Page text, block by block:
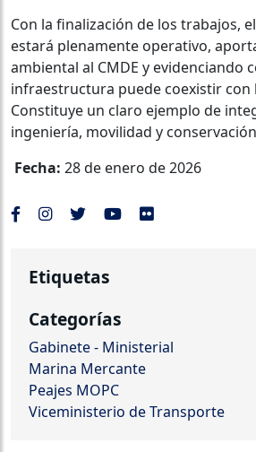
Con la finalización de los trabajos,
estará plenamente operativo,
ambiental al CMDE y evidenciando
infraestructura puede coexistir con
Constituye un claro ejemplo de
ingeniería, movilidad y
Fecha: 28 de enero de 2026
Etiquetas
Categorías
Gabinete - Ministerial
Marina Mercante
Peajes MOPC
Viceministerio de Transporte